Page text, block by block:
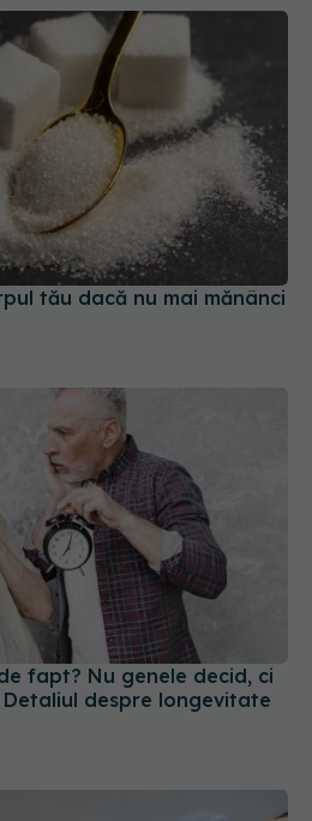
tău dacă nu mai mănânci
fapt? Nu genele decid, ci
despre longevitate